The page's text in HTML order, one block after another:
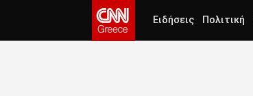
Ειδήσεις Πολιτική